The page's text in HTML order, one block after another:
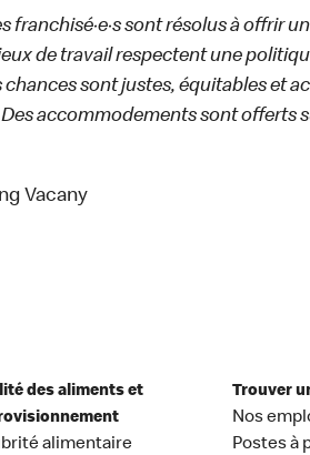
franchisé·e·s sont résolus à offrir
de travail respectent une
sont justes, équitables et
Des accommodements sont offerts
Vacany
des aliments et
alimentaire
Trouver
Nos
Postes à